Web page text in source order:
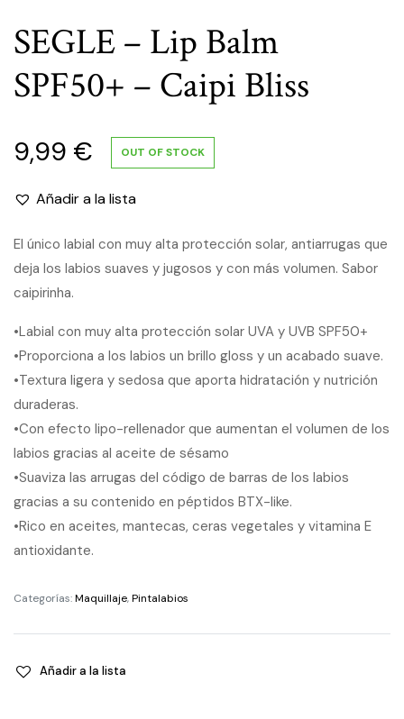
SEGLE – Lip Balm
SPF50+ – Caipi Bliss
9,99 € OUT OF STOCK
Añadir a la lista
El único labial con muy alta protección solar, antiarrugas que
deja los labios suaves y jugosos y con más volumen. Sabor
caipirinha.
•Labial con muy alta protección solar UVA y UVB SPF50+
•Proporciona a los labios un brillo gloss y un acabado suave.
•Textura ligera y sedosa que aporta hidratación y nutrición
duraderas.
•Con efecto lipo-rellenador que aumentan el volumen de los
labios gracias al aceite de sésamo
•Suaviza las arrugas del código de barras de los labios
gracias a su contenido en péptidos BTX-like.
•Rico en aceites, mantecas, ceras vegetales y vitamina E
antioxidante.
Categorías:Maquillaje,Pintalabios
Añadir a la lista